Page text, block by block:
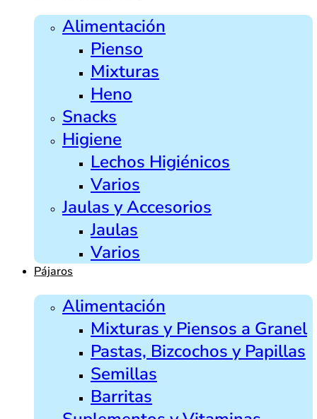
Alimentación
Pienso
Mixturas
Heno
Snacks
Higiene
Lechos Higiénicos
Varios
Jaulas y Accesorios
Jaulas
Varios
Pájaros
Alimentación
Mixturas y Piensos a Granel
Pastas, Bizcochos y Papillas
Semillas
Barritas